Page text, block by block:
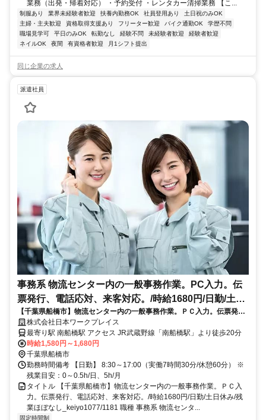
業務（出発・帰着対応） ・予約受付 ・レンタカー清掃業務 【こ...
制服あり 業界未経験者歓迎 扶養内勤務OK 社員登用あり
土日祝のみOK
主婦・主夫歓迎
資格取得支援あり フリーター歓迎 バイク通勤OK
学歴不問
職場見学可
平日のみOK 転勤なし 経験不問 未経験者歓迎
経験者歓迎
ネイルOK
夜間 有資格者歓迎 月1シフト提出
同じ企業の求人
派遣社員
事務系 物流センター内の一般事務作業。PC入力。伝
票発行、電話応対、来客対応。/時給1680円/日勤/土日
休み/残業ほぼなし
【千葉県船橋市】物流センター内の一般事務作業。ＰＣ入力。伝票発
行、電話応対、来客対応。/時給1680円/日勤/土日休み/残業ほぼなし
_keiyo1077/1181
株式会社日本ワークプレイス
最寄り駅 南船橋駅 アクセス JR武蔵野線「南船橋駅」より徒歩20分
時給1,580円～1,680円
千葉県船橋市
勤務時間備考 【日勤】 8:30～17:00（実働7時間30分/休憩60分） ※
残業目安：0～0.5h/日、5h/月
タイトル 【千葉県船橋市】物流センター内の一般事務作業。ＰＣ入
力。伝票発行、電話応対、来客対応。/時給1680円/日勤/土日休み/残
業ほぼなし_keiyo1077/1181 職種 事務系 物流センタ...
固定時間制